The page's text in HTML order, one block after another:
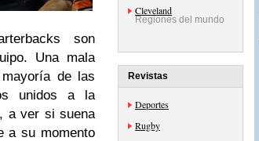
son
Una mala
de las
unidos a la
a ver si suena
a su momento
Cleveland
Regiones del mundo
Revistas
Deportes
Rugby